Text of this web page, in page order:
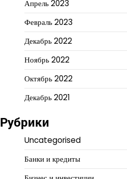
Апрель 2023
Февраль 2023
Декабрь 2022
Ноябрь 2022
Октябрь 2022
Декабрь 2021
Рубрики
Uncategorised
Банки и кредиты